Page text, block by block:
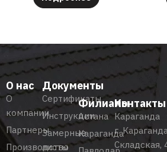
О нас
О
компании
Партнеры
Производство
Документы
Сертификаты
Инструкции
Замерные
листы
Филиалы
Астана
Караганда
Контакты
Караганда
г.
Складская,